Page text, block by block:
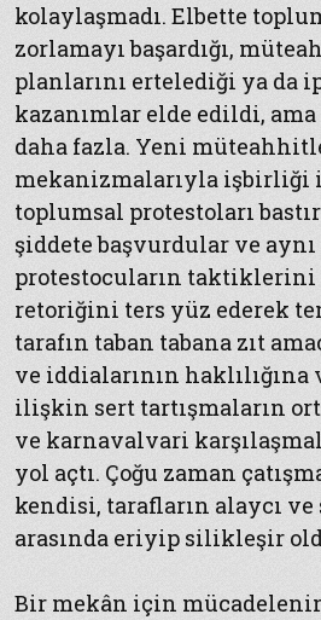
kolaylaşmadı. Elbette
zorlamayı başardığı,
planlarını ertelediği ya da
kazanımlar elde edildi,
daha fazla. Yeni
mekanizmalarıyla işbirliği
toplumsal protestoları
şiddete başvurdular ve
protestocuların taktiklerini
retoriğini ters yüz ederek
tarafın taban tabana zıt
ve iddialarının
ilişkin sert tartışmaların
ve karnavalvari
yol açtı. Çoğu zaman
kendisi, tarafların alaycı
arasında eriyip silikleşir
Bir mekân için